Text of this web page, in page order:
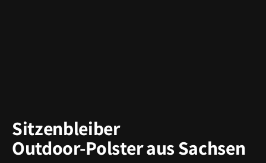
Sitzenbleiber
Outdoor-Polster aus Sachsen